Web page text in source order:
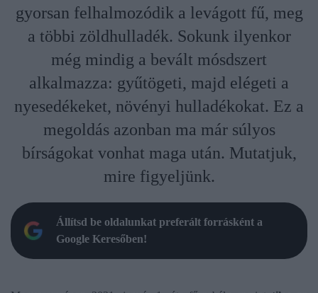
gyorsan felhalmozódik a levágott fű, meg
a többi zöldhulladék. Sokunk ilyenkor
még mindig a bevált mósdszert
alkalmazza: gyűtögeti, majd elégeti a
nyesedékeket, növényi hulladékokat. Ez a
megoldás azonban ma már súlyos
bírságokat vonhat maga után. Mutatjuk,
mire figyeljünk.
Állítsd be oldalunkat preferált forrásként a
Google Keresőben!